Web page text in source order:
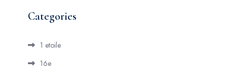
Categories
1 etoile
16e